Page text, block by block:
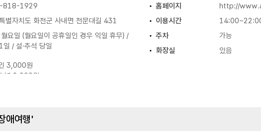
818-1929 홈페이지
http://
별자치도 화천군 사내면 천문대길 431 이용시간
요일 (월요일이 공휴일인 경우 익일 휴무) /
일 / 설·추석 당일
주차
가능
화장실
있음
3,000원
년 2,000원
애여행'